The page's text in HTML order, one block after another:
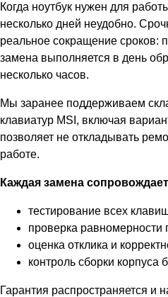
Когда ноутбук нужен для
несколько дней неудобно.
реальное сокращение сроков:
замена выполняется в день
несколько часов.
Мы заранее поддерживаем
клавиатур MSI, включая
позволяет не откладывать
работе.
Каждая замена
тестирование всех
проверка равномерности
оценка отклика и
контроль сборки корпуса
Гарантия распространяется и